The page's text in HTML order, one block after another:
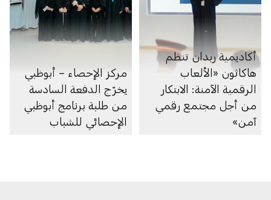
أكاديمية ربدان تنظم
هاكاثون «الألعاب
الرقمية الآمنة: الابتكار
من أجل مجتمع رقمي
آمن»
مركز الإحصاء – أبوظبي
يخرّج الدفعة السادسة
من طلبة برنامج أبوظبي
الإحصائي للشباب